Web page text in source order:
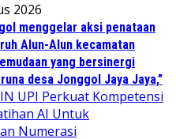
2026
menggelar aksi penataan
Alun-Alun kecamatan
yang bersinergi
desa Jonggol Jaya Jaya,”